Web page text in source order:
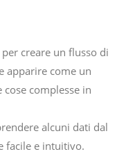
creare un flusso di
apparire come un
complesse in
alcuni dati dal
facile e intuitivo.